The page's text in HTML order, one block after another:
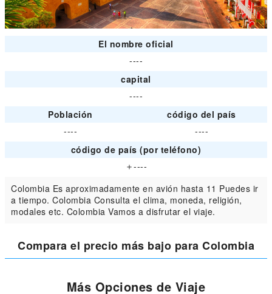
El nombre oficial
----
capital
----
Población
código del país
----
----
código de país (por teléfono)
＋----
Colombia Es aproximadamente en avión hasta 11 Puedes ir
a tiempo. Colombia Consulta el clima, moneda, religión,
modales etc. Colombia Vamos a disfrutar el viaje.
Compara el precio más bajo para Colombia
Más Opciones de Viaje